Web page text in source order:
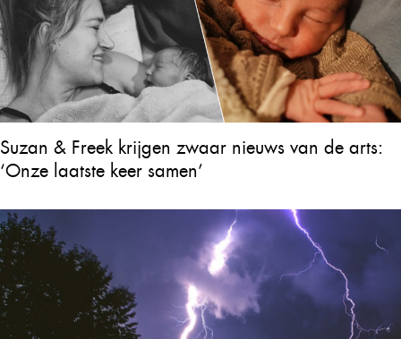
Suzan & Freek krijgen zwaar nieuws van de arts:
‘Onze laatste keer samen’